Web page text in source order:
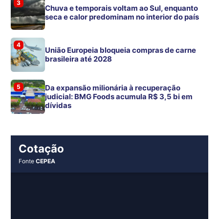
3
Chuva e temporais voltam ao Sul, enquanto
seca e calor predominam no interior do país
4
União Europeia bloqueia compras de carne
brasileira até 2028
5
Da expansão milionária à recuperação
judicial: BMG Foods acumula R$ 3,5 bi em
dívidas
Cotação
FonteCEPEA